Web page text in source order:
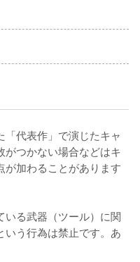
代表作」で演じたキャ
つかない場合などはキ
が加わることがあります
いる武器（ツール）に関
いう行為は禁止です。あ